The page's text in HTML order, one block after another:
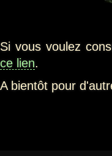
Si vous voulez
ce lien.
A bientôt pour